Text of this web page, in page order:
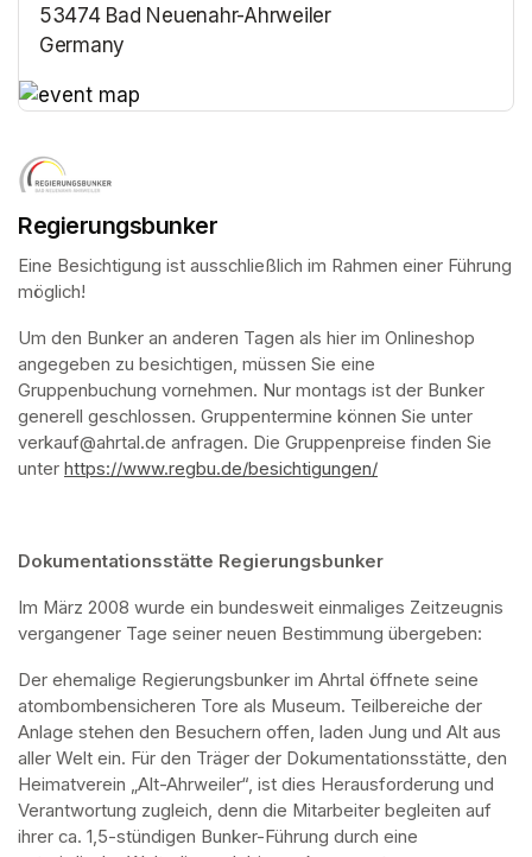
53474 Bad Neuenahr-Ahrweiler
Germany
Regierungsbunker
Eine Besichtigung ist ausschließlich im Rahmen einer Führung
möglich!
Um den Bunker an anderen Tagen als hier im Onlineshop
angegeben zu besichtigen, müssen Sie eine
Gruppenbuchung vornehmen. Nur montags ist der Bunker
generell geschlossen. Gruppentermine können Sie unter
verkauf@ahrtal.de anfragen. Die Gruppenpreise finden Sie
unter https://www.regbu.de/besichtigungen/
Dokumentationsstätte Regierungsbunker
Im März 2008 wurde ein bundesweit einmaliges Zeitzeugnis
vergangener Tage seiner neuen Bestimmung übergeben:
Der ehemalige Regierungsbunker im Ahrtal öffnete seine
atombombensicheren Tore als Museum. Teilbereiche der
Anlage stehen den Besuchern offen, laden Jung und Alt aus
aller Welt ein. Für den Träger der Dokumentationsstätte, den
Heimatverein „Alt-Ahrweiler“, ist dies Herausforderung und
Verantwortung zugleich, denn die Mitarbeiter begleiten auf
ihrer ca. 1,5-stündigen Bunker-Führung durch eine